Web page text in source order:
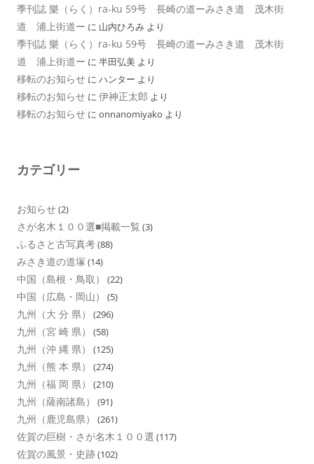
季刊誌 樂（らく）ra-ku 59号 長崎の道ーみさき道 茂木街
道 浦上街道ー に 山内ひろみ より
季刊誌 樂（らく）ra-ku 59号 長崎の道ーみさき道 茂木街
道 浦上街道ー に 半田弘美 より
移転のお知らせ に ハンター より
移転のお知らせ に 伊神正太郎 より
移転のお知らせ に onnanomiyako より
カテゴリー
お知らせ(2)
さが名木１００選■掲載一覧 (3)
ふるさと古写真考(88)
みさき道の道塚 (14)
中国（島根・鳥取） (22)
中国（広島・岡山） (5)
九州（大 分 県） (296)
九州（宮 崎 県） (58)
九州（沖 縄 県） (125)
九州（熊 本 県） (274)
九州（福 岡 県） (210)
九州（薩南諸島） (91)
九州（鹿児島県） (261)
佐賀の巨樹・さが名木１００選 (117)
佐賀の風景・史跡(102)